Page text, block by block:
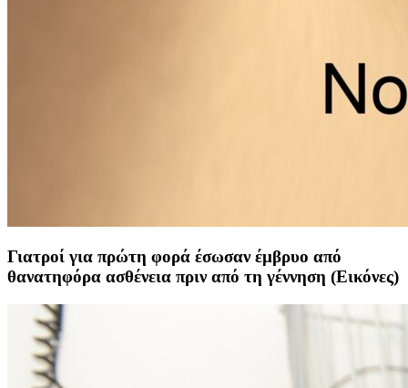
Γιατροί για πρώτη φορά έσωσαν έμβρυο από
θανατηφόρα ασθένεια πριν από τη γέννηση (Εικόνες)